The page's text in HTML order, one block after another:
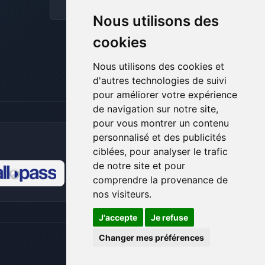
Nous utilisons des
cookies
Nous utilisons des cookies et
d'autres technologies de suivi
pour améliorer votre expérience
de navigation sur notre site,
pour vous montrer un contenu
personnalisé et des publicités
ciblées, pour analyser le trafic
de notre site et pour
comprendre la provenance de
nos visiteurs.
J'accepte
Je refuse
Changer mes préférences
08/08/2026 à 16:38